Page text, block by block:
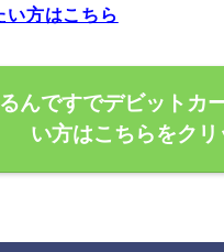
い方はこちら
んですでデビットカ
い方はこちらをクリ